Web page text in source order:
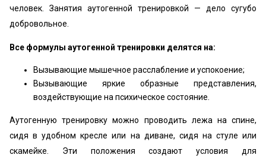
человек. Занятия аутогенной тренировкой — дело сугубо
добровольное.
Все формулы аутогенной тренировки делятся на:
Вызывающие мышечное расслабление и успокоение;
Вызывающие яркие образные представления,
воздействующие на психическое состояние.
Аутогенную тренировку можно проводить лежа на спине,
сидя в удобном кресле или на диване, сидя на стуле или
скамейке. Эти положения создают условия для